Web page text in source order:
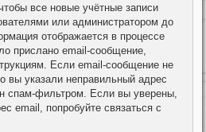
все новые учётные записи
или администратором до
отображается в процессе
прислано email-сообщение,
Если email-сообщение не
вы указали неправильный адрес
спам-фильтром. Если вы уверены,
email, попробуйте связаться с